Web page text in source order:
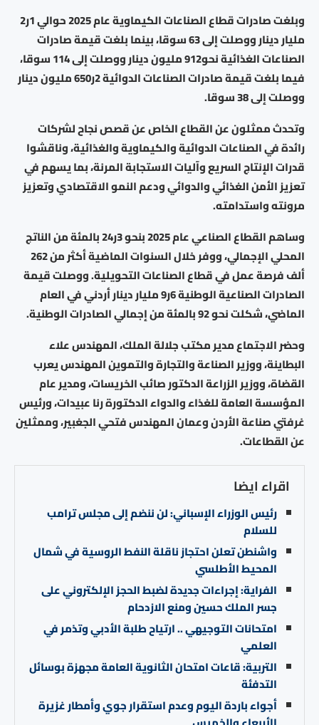
وبلغت صادرات قطاع الصناعات الكيماوية عام 2025 حوالي 1ر2
مليار دينار ووصلت إلى 63 سوقا، بينما بلغت قيمة صادرات
الصناعات الغذائية نحو912 مليون دينار ووصلت إلى 114 سوقا،
فيما بلغت قيمة صادرات الصناعات الدوائية 2ر650 مليون دينار
ووصلت إلى 38 سوقا.
وتحدث ممثلون عن القطاع الخاص عن قصص نجاح لشركات
رائدة في الصناعات الدوائية والكيماوية والغذائية، وناقشوا
قدرات الإنتاج السريع وآليات الاستجابة المرنة، بما يسهم في
تعزيز الأمن الغذائي والدوائي ودعم النمو الاقتصادي وتعزيز
مرونته واستدامته.
وساهم القطاع الصناعي عام 2025 بنحو 3ر24 بالمئة من الناتج
المحلي الإجمالي، ووفر خلال السنوات الماضية أكثر من 262
ألف فرصة عمل في قطاع الصناعات التحويلية. ووصلت قيمة
الصادرات الصناعية الوطنية 6ر9 مليار دينار أردني في العام
الماضي، شكلت نحو 92 بالمئة من إجمالي الصادرات الوطنية.
وحضر الاجتماع مدير مكتب جلالة الملك، المهندس علاء
البطاينة، ووزير الصناعة والتجارة والتموين المهندس يعرب
القضاة، ووزير الزراعة الدكتور صائب الخريسات، ومدير عام
المؤسسة العامة للغذاء والدواء الدكتورة رنا عبيدات، ورئيس
غرفتي صناعة الأردن وعمان المهندس فتحي الجغبير، وممثلين
عن القطاعات.
اقراء ايضا
رئيس الوزراء الإسباني: لن ننضم إلى مجلس ترامب
للسلام
واشنطن تعلن احتجاز ناقلة النفط الروسية في شمال
المحيط الأطلسي
الفراية: إجراءات جديدة لضبط الحجز الإلكتروني على
جسر الملك حسين ومنع الازدحام
امتحانات التوجيهي .. ارتياح طلبة الأدبي وتذمر في
العلمي
التربية: قاعات امتحان الثانوية العامة مجهزة بوسائل
التدفئة
أجواء باردة اليوم وعدم استقرار جوي وأمطار غزيرة